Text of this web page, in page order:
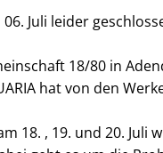
Juli leider
18/80 in
hat von den
18. , 19. und 20.